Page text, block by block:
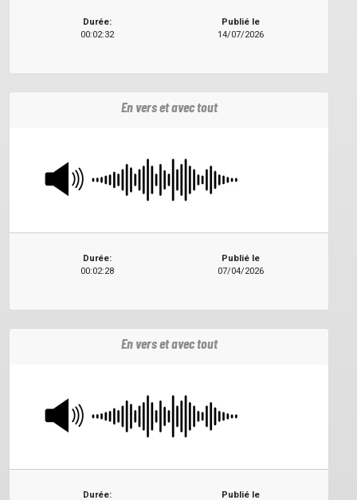
Durée:
00:02:32
Publié le
14/07/2026
En vers et avec tout
Durée:
00:02:28
Publié le
07/04/2026
En vers et avec tout
Durée: Publié le